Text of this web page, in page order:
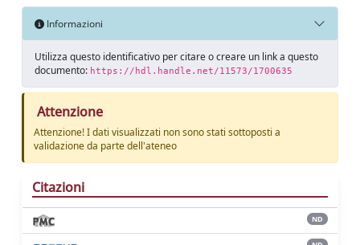
Informazioni
Utilizza questo identificativo per citare o creare un link a questo
documento: https://hdl.handle.net/11573/1700635
Attenzione
Attenzione! I dati visualizzati non sono stati sottoposti a
validazione da parte dell'ateneo
Citazioni
ND